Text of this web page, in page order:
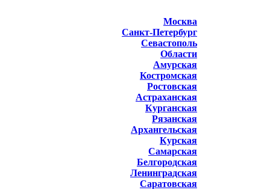
Москва
Санкт-Петербург
Севастополь
Области
Амурская
Костромская
Ростовская
Астраханская
Курганская
Рязанская
Архангельская
Курская
Самарская
Белгородская
Ленинградская
Саратовская